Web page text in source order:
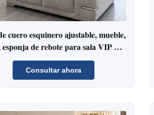
cuero esquinero ajustable, mueble,
esponja de rebote para sala VIP de
aeropuerto
Consultar ahora